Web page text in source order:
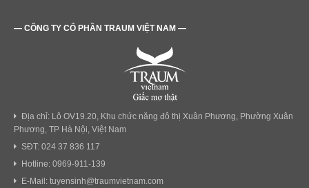
— CÔNG TY CỔ PHẦN TRAUM VIỆT NAM —
Địa chỉ: Lô OV19.20, Khu chức năng đô thị Xuân Phương, Phường Xuân
Phương, TP Hà Nội, Việt Nam
SĐT: 024 37 836 117
Hotline: 0969-911-139
E-Mail: tuyensinh@traumvietnam.com